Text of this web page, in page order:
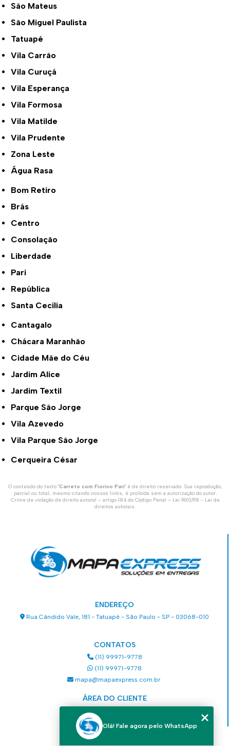
São Mateus
São Miguel Paulista
Tatuapé
Vila Carrão
Vila Curuçá
Vila Esperança
Vila Formosa
Vila Matilde
Vila Prudente
Zona Leste
Água Rasa
Bom Retiro
Brás
Centro
Consolação
Liberdade
Pari
República
Santa Cecília
Cantagalo
Chácara Maranhão
Cidade Mãe do Céu
Jardim Alice
Jardim Textil
Parque São Jorge
Vila Azevedo
Vila Parque São Jorge
Cerqueira César
O conteúdo do texto "Carreto com Fiorino Pari" é de direito reservado. Sua reprodução,
parcial ou total, mesmo citando nossos links, é proibida sem a autorização do autor.
Crime de violação de direito autoral – artigo 184 do Código Penal – Lei 9610/98 - Lei de
direitos autorais
ENDEREÇO
Rua Cândido Vale, 181 - Tatuapé - São Paulo - SP - 03068-010
CONTATOS
(11) 99971-9778
(11) 99971-9778
mapa@mapaexpress.com.br
ÁREA DO CLIENTE
Olá! Fale agora pelo WhatsApp